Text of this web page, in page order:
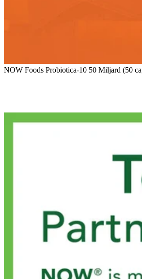
NOW Foods Probiotica-10 50 Miljard (50